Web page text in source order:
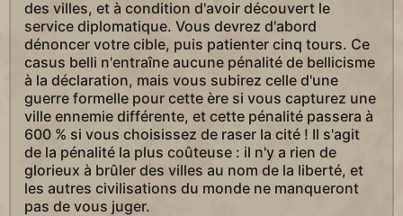
des villes, et à condition d'avoir découvert le
service diplomatique. Vous devrez d'abord
dénoncer votre cible, puis patienter cinq tours. Ce
casus belli n'entraîne aucune pénalité de bellicisme
à la déclaration, mais vous subirez celle d'une
guerre formelle pour cette ère si vous capturez une
ville ennemie différente, et cette pénalité passera à
600 % si vous choisissez de raser la cité ! Il s'agit
de la pénalité la plus coûteuse : il n'y a rien de
glorieux à brûler des villes au nom de la liberté, et
les autres civilisations du monde ne manqueront
pas de vous juger.